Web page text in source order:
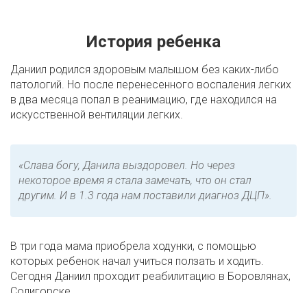
История ребенка
Даниил родился здоровым малышом без каких-либо
патологий. Но после перенесенного воспаления легких
в два месяца попал в реанимацию, где находился на
искусственной вентиляции легких.
«Слава богу, Данила выздоровел. Но через
некоторое время я стала замечать, что он стал
другим. И в 1.3 года нам поставили диагноз ДЦП».
В три года мама приобрела ходунки, с помощью
которых ребенок начал учиться ползать и ходить.
Сегодня Даниил проходит реабилитацию в Боровлянах,